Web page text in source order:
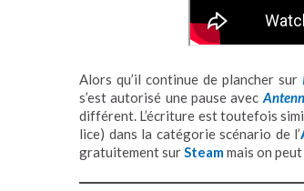
Alors qu’il continue de plancher sur
s’est autorisé une pause avec
différent. L’écriture est toutefois
lice) dans la catégorie scénario de l’
gratuitement surSteammais on